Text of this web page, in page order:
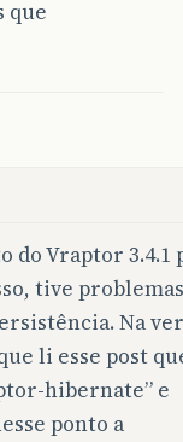
que
Vraptor 3.4.1
tive
Na
li esse post
hibernate” e
ponto a